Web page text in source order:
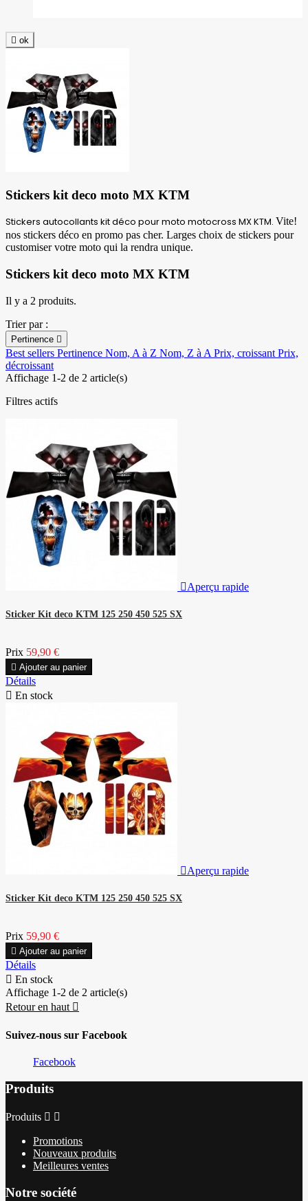
 ok
Stickers kit deco moto MX KTM
Stickers autocollants kit déco pour moto motocross MX KTM. Vite!
nos stickers déco en promo pas cher. Larges choix de stickers pour
customiser votre moto qui la rendra unique.
Stickers kit deco moto MX KTM
Il y a 2 produits.
Trier par :
Pertinence 
Best sellers Pertinence Nom, A à Z Nom, Z à A Prix, croissant Prix,
décroissant
Affichage 1-2 de 2 article(s)
Filtres actifs
Aperçu rapide
Sticker Kit deco KTM 125 250 450 525 SX
Prix 59,90 €
 Ajouter au panier
Détails
 En stock
Aperçu rapide
Sticker Kit deco KTM 125 250 450 525 SX
Prix 59,90 €
 Ajouter au panier
Détails
 En stock
Affichage 1-2 de 2 article(s)
Retour en haut 
Suivez-nous sur Facebook
Facebook
Produits
Produits  
Promotions
Nouveaux produits
Meilleures ventes
Notre société